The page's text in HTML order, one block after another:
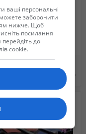
ваші персональні
заборонити
нижче. Щоб
посилання
перейдіть до
cookie.